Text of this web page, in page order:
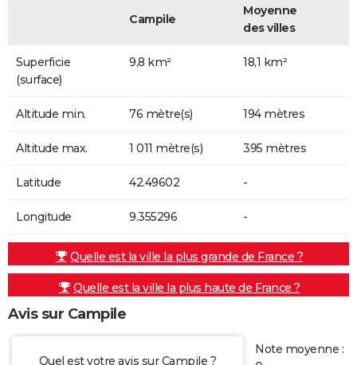
Campile
Moyenne
des villes
Superficie
(surface)
9,8 km² 18,1 km²
Altitude min. 76 mètre(s) 194 mètres
Altitude max. 1 011 mètre(s) 395 mètres
Latitude 42.49602 -
Longitude 9.355296 -
Quelle est la ville la plus grande de France ?
Quelle est la ville la plus haute de France ?
Avis sur Campile
Quel est votre avis sur Campile ?
Note moyenne :